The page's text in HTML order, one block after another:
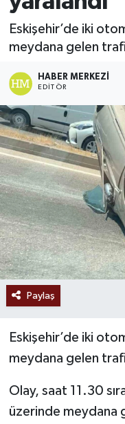
Eskişehir’de iki
meydana gelen
HABER MERKEZI
EDITÖR
Paylaş
Eskişehir’de iki
meydana gelen
Olay, saat 11.30
üzerinde meydana
Ekonomi